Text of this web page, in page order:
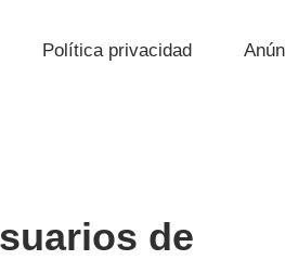
Política privacidad
de